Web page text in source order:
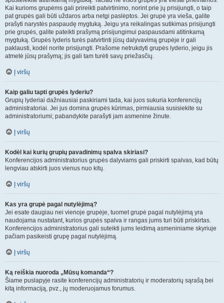
Kai kurioms grupėms gali prireikti patvirtinimo, norint prie jų prisijungti, o taip
pat grupės gali būti uždaros arba netgi paslėptos. Jei grupė yra vieša, galite
prašyti narystės paspaudę mygtuką. Jeigu yra reikalingas sutikimas prisijungti
prie grupės, galite pateikti prašymą prisijungimui paspausdami atitinkamą
mygtuką. Grupės lyderis turės patvirtinti jūsų dalyvavimą grupėje ir gali
paklausti, kodėl norite prisijungti. Prašome netrukdyti grupės lyderio, jeigu jis
atmetė jūsų prašymą; jis gali tam turėti savų priežasčių.
Į viršų
Kaip galiu tapti grupės lyderiu?
Grupių lyderiai dažniausiai paskiriami tada, kai juos sukuria konferencijų
administratoriai. Jei jus domina grupės kūrimas, pirmiausia susisiekite su
administratoriumi; pabandykite parašyti jam asmenine žinute.
Į viršų
Kodėl kai kurių grupių pavadinimų spalva skiriasi?
Konferencijos administratorius grupės dalyviams gali priskirti spalvas, kad būtų
lengviau atskirti juos vienus nuo kitų.
Į viršų
Kas yra grupė pagal nutylėjimą?
Jei esate daugiau nei vienoje grupėje, tuomet grupė pagal nutylėjimą yra
naudojama nustatant, kurios grupės spalva ir rangas jums turi būti priskirtas.
Konferencijos administratorius gali suteikti jums leidimą asmeniniame skyriuje
pačiam pasikeisti grupę pagal nutylėjimą.
Į viršų
Ką reiškia nuoroda „Mūsų komanda“?
Šiame puslapyje rasite konferencijų administratorių ir moderatorių sąrašą bei
kitą informaciją, pvz., jų moderuojamus forumus.